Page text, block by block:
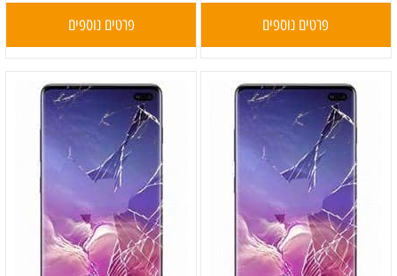
פרטים נוספים פרטים נוספים